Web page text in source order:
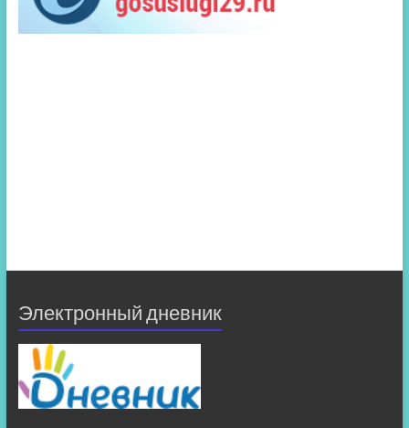
Электронный дневник